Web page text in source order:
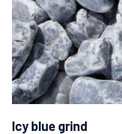
Icy blue grind